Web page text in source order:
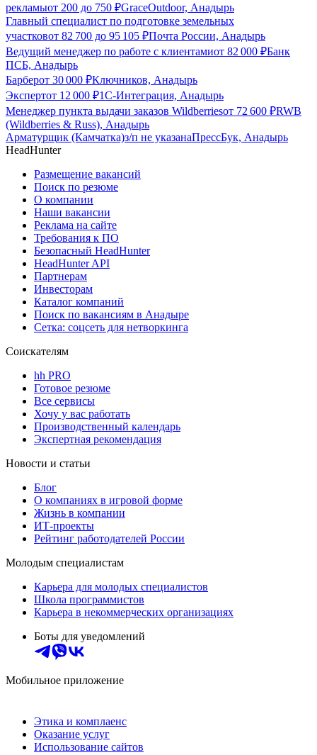
рекламыот 200 до 750 ₽GraceOutdoor, Анадырь
Главный специалист по подготовке земельных
участковот 82 700 до 95 105 ₽Почта России, Анадырь
Ведущий менеджер по работе с клиентамиот 82 000 ₽Банк
ПСБ, Анадырь
Барберот 30 000 ₽Ключников, Анадырь
Экспертот 12 000 ₽1С-Интеграция, Анадырь
Менеджер пункта выдачи заказов Wildberriesот 72 600 ₽RWB
(Wildberries & Russ), Анадырь
Арматурщик (Камчатка)з/п не указанаПрессБук, Анадырь
HeadHunter
Размещение вакансий
Поиск по резюме
О компании
Наши вакансии
Реклама на сайте
Требования к ПО
Безопасный HeadHunter
HeadHunter API
Партнерам
Инвесторам
Каталог компаний
Поиск по вакансиям в Анадыре
Сетка: соцсеть для нетворкинга
Соискателям
hh PRO
Готовое резюме
Все сервисы
Хочу у вас работать
Производственный календарь
Экспертная рекомендация
Новости и статьи
Блог
О компаниях в игровой форме
Жизнь в компании
ИТ-проекты
Рейтинг работодателей России
Молодым специалистам
Карьера для молодых специалистов
Школа программистов
Карьера в некоммерческих организациях
Боты для уведомлений
Мобильное приложение
Этика и комплаенс
Оказание услуг
Использование сайтов